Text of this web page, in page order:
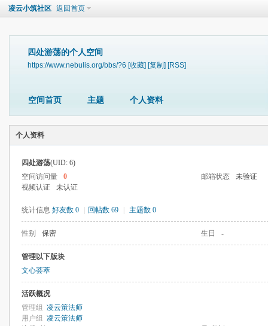
凌云小筑社区 返回首页
四处游荡的个人空间
https://www.nebulis.org/bbs/?6 [收藏] [复制] [RSS]
空间首页 主题 个人资料
个人资料
四处游荡(UID: 6)
空间访问量
0 邮箱状态
未验证
视频认证
未认证
统计信息 好友数 0 回帖数 69 主题数 0
性别 保密 生日 -
管理以下版块
文心荟萃
活跃概况
管理组 凌云策法师
用户组 凌云策法师